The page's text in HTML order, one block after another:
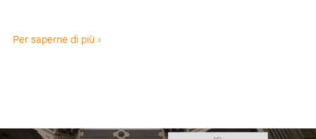
Per saperne di più ›